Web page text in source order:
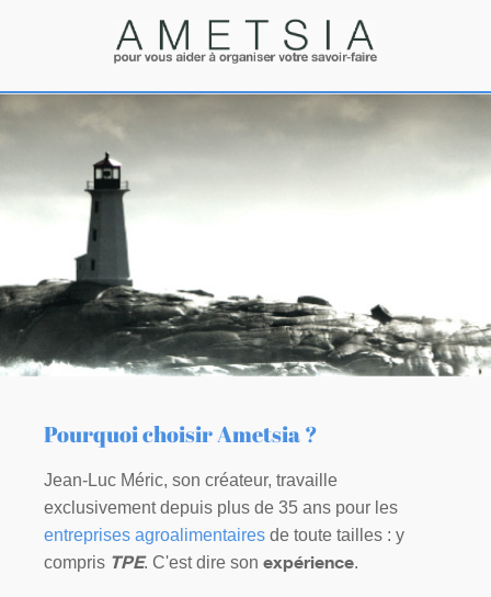
Pourquoi choisir Ametsia ?
Jean-Luc Méric, son créateur, travaille
exclusivement depuis plus de 35 ans pour les
entreprises agroalimentaires de toute tailles : y
compris TPE. C'est dire son expérience.